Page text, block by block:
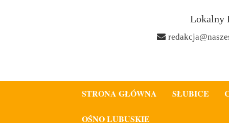
Lokalny
STRONA GŁÓWNA SŁUBICE
OŚNO LUBUSKIE